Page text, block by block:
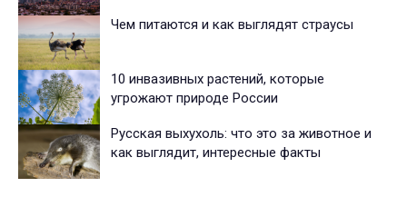
Чем питаются и как выглядят страусы
10 инвазивных растений, которые
угрожают природе России
Русская выхухоль: что это за животное и
как выглядит, интересные факты